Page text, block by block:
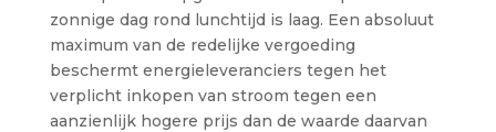
zonnige dag rond lunchtijd is laag. Een absoluut
maximum van de redelijke vergoeding
beschermt energieleveranciers tegen het
verplicht inkopen van stroom tegen een
aanzienlijk hogere prijs dan de waarde daarvan